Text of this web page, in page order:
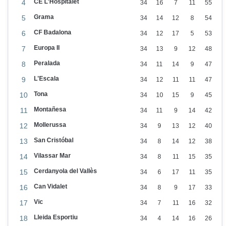
4 CE L'Hospitalet 34 16 7 11 55
5 Grama 34 14 12 8 54
6 CF Badalona 34 12 17 5 53
7 Europa II 34 13 9 12 48
8 Peralada 34 11 14 9 47
9 L'Escala 34 12 11 11 47
10 Tona 34 10 15 9 45
11 Montañesa 34 11 9 14 42
12 Mollerussa 34 9 13 12 40
13 San Cristóbal 34 8 14 12 38
14 Vilassar Mar 34 8 11 15 35
15 Cerdanyola del Vallès 34 6 17 11 35
16 Can Vidalet 34 8 9 17 33
17 Vic 34 7 11 16 32
18 Lleida Esportiu 34 4 14 16 26